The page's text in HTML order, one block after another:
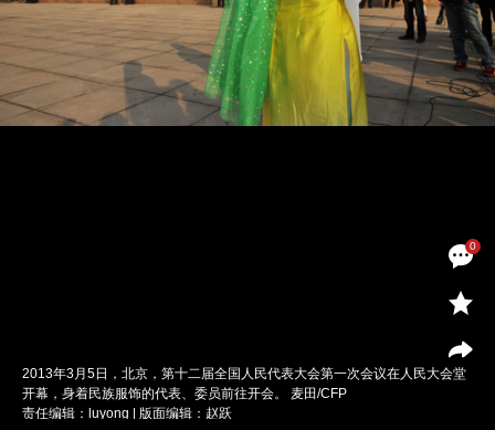
0
2013年3月5日，北京，第十二届全国人民代表大会第一次会议在人民大会堂
开幕，身着民族服饰的代表、委员前往开会。 麦田/CFP
责任编辑：luyong | 版面编辑：赵跃